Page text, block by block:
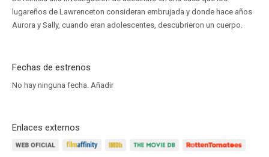
lugareños de Lawrenceton consideran embrujada y donde hace años
Aurora y Sally, cuando eran adolescentes, descubrieron un cuerpo.
Fechas de estrenos
No hay ninguna fecha. Añadir
Enlaces externos